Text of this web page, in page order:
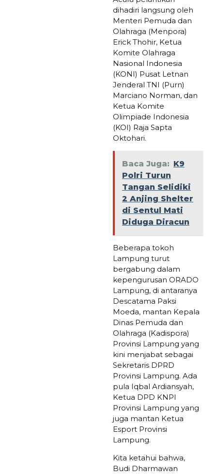
dihadiri langsung oleh
Menteri Pemuda dan
Olahraga (Menpora)
Erick Thohir, Ketua
Komite Olahraga
Nasional Indonesia
(KONI) Pusat Letnan
Jenderal TNI (Purn)
Marciano Norman, dan
Ketua Komite
Olimpiade Indonesia
(KOI) Raja Sapta
Oktohari.
Baca Juga: K9
Polri Turun
Tangan Selidiki
2 Anjing Shelter
di Sentul Mati
Diduga Diracun
Beberapa tokoh
Lampung turut
bergabung dalam
kepengurusan ORADO
Lampung, di antaranya
Descatama Paksi
Moeda, mantan Kepala
Dinas Pemuda dan
Olahraga (Kadispora)
Provinsi Lampung yang
kini menjabat sebagai
Sekretaris DPRD
Provinsi Lampung. Ada
pula Iqbal Ardiansyah,
Ketua DPD KNPI
Provinsi Lampung yang
juga mantan Ketua
Esport Provinsi
Lampung.
Kita ketahui bahwa,
Budi Dharmawan